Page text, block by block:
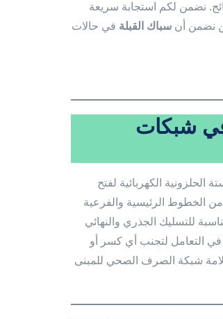
نضمن لكم استجابة سريعة
نضمن أنسباك القبلة في حالات
في شبكات
الكهربائية لفتح
من الخطوط الرئيسية والفرعية
للتسليك الجذري والنهائي
في التعامل لتجنب أي كسر أو
شبكة الصرف الصحي للمبنى